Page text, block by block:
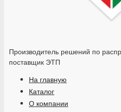
Производитель решений по
поставщик ЭТП
На главную
Каталог
О компании